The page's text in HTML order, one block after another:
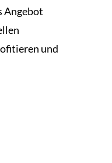
Angebot
und